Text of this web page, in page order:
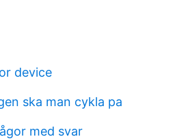
device
ska man cykla pa
med svar